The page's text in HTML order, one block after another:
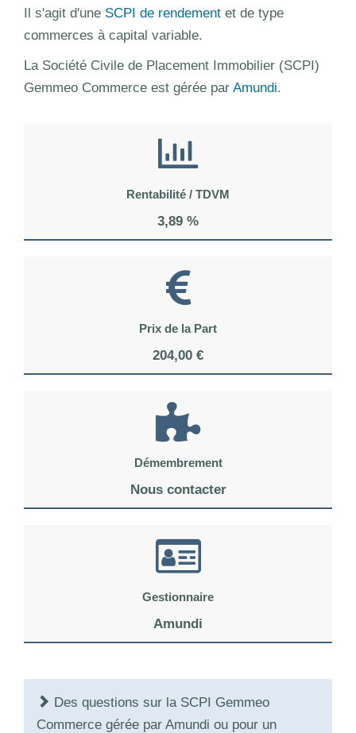
Il s'agit d'une SCPI de rendement et de type
commerces à capital variable.
La Société Civile de Placement Immobilier (SCPI)
Gemmeo Commerce est gérée par Amundi.
Rentabilité / TDVM
3,89 %
Prix de la Part
204,00 €
Démembrement
Nous contacter
Gestionnaire
Amundi
Des questions sur la SCPI Gemmeo
Commerce gérée par Amundi ou pour un